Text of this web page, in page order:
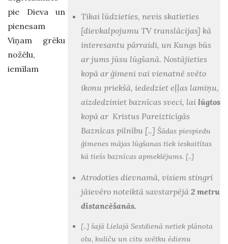
Tikai lūdzieties, nevis skatieties
[dievkalpojumu TV translācijas] kā
interesantu pārraidi, un Kungs būs
ar jums jūsu lūgšanā. Nostājieties
kopā ar ģimeni vai vienatnē svēto
ikonu priekšā, iededziet eļļas lamiņu,
aizdedziniet baznīcas sveci, lai lūgtos
kopā ar Kristus Pareizticīgās
Baznīcas pilnību [..] Šādas piespiedu
ģimenes mājas lūgšanas tiek ieskaitītas
kā tiešs baznīcas apmeklējums. [..]
Atrodoties dievnamā, visiem stingri
jāievēro noteiktā savstarpējā 2 metru
distancēšanās.
[..] šajā Lielajā Sestdienā netiek plānota
olu, kuliču un citu svētku ēdienu
pie Dieva un
pienesam
Viņam grēku
nožēlu,
iemīlam